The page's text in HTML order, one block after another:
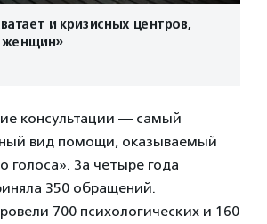
и кризисных центров,
женщин»
консультации — самый
вид помощи, оказываемый
голоса». За четыре года
350 обращений.
700 психологических и 160